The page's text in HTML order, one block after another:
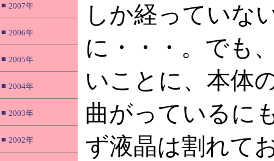
■ 2007年
■ 2006年
■ 2005年
■ 2004年
■ 2003年
■ 2002年
しか経っていな
に・・・。でも
いことに、本体
曲がっているに
ず液晶は割れて